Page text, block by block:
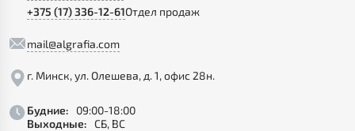
+375 (17) 336-12-61Отдел продаж
mail@algrafia.com
г. Минск, ул. Олешева, д. 1, офис 28н.
Будние:
09:00-18:00
Выходные: СБ, ВС